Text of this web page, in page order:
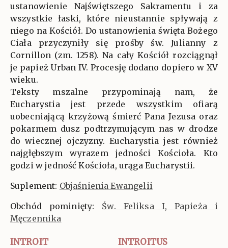
ustanowienie Najświętszego Sakramentu i za
wszystkie łaski, które nieustannie spływają z
niego na Kościół. Do ustanowienia święta Bożego
Ciała przyczyniły się prośby św. Julianny z
Cornillon (zm. 1258). Na cały Kościół rozciągnął
je papież Urban IV. Procesję dodano dopiero w XV
wieku.
Teksty mszalne przypominają nam, że
Eucharystia jest przede wszystkim ofiarą
uobecniającą krzyżową śmierć Pana Jezusa oraz
pokarmem dusz podtrzymującym nas w drodze
do wiecznej ojczyzny. Eucharystia jest również
najgłębszym wyrazem jedności Kościoła. Kto
godzi w jedność Kościoła, urąga Eucharystii.
Suplement: Objaśnienia Ewangelii
Obchód pominięty: Św. Feliksa I, Papieża i
Męczennika
INTROIT INTROITUS